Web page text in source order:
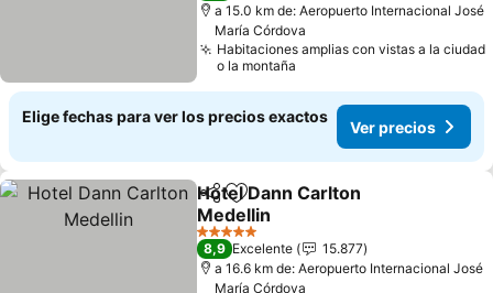
a 15.0 km de: Aeropuerto Internacional José
María Córdova
Habitaciones amplias con vistas a la ciudad
o la montaña
Elige fechas para ver los precios exactos
Ver precios
CompartirAgregar a favoritos
Hotel Dann Carlton
Medellin
Ver precios
5 Estrellas
8,9 Excelente
15.877
a 16.6 km de: Aeropuerto Internacional José
María Córdova